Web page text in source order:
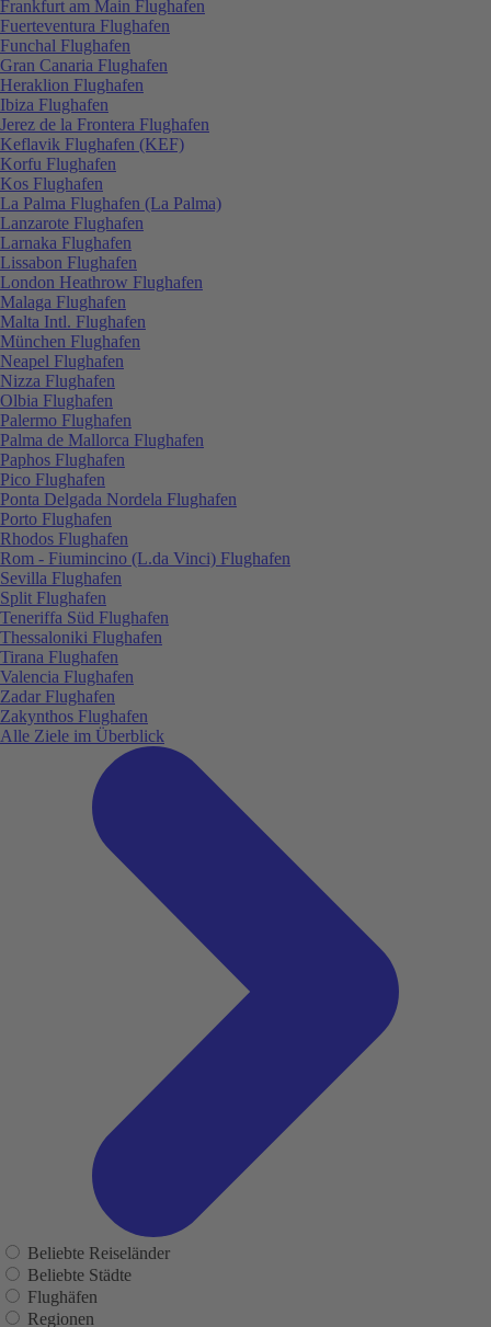
Frankfurt am Main Flughafen
Fuerteventura Flughafen
Funchal Flughafen
Gran Canaria Flughafen
Heraklion Flughafen
Ibiza Flughafen
Jerez de la Frontera Flughafen
Keflavik Flughafen (KEF)
Korfu Flughafen
Kos Flughafen
La Palma Flughafen (La Palma)
Lanzarote Flughafen
Larnaka Flughafen
Lissabon Flughafen
London Heathrow Flughafen
Malaga Flughafen
Malta Intl. Flughafen
München Flughafen
Neapel Flughafen
Nizza Flughafen
Olbia Flughafen
Palermo Flughafen
Palma de Mallorca Flughafen
Paphos Flughafen
Pico Flughafen
Ponta Delgada Nordela Flughafen
Porto Flughafen
Rhodos Flughafen
Rom - Fiumincino (L.da Vinci) Flughafen
Sevilla Flughafen
Split Flughafen
Teneriffa Süd Flughafen
Thessaloniki Flughafen
Tirana Flughafen
Valencia Flughafen
Zadar Flughafen
Zakynthos Flughafen
Alle Ziele im Überblick
Beliebte Reiseländer
Beliebte Städte
Flughäfen
Regionen